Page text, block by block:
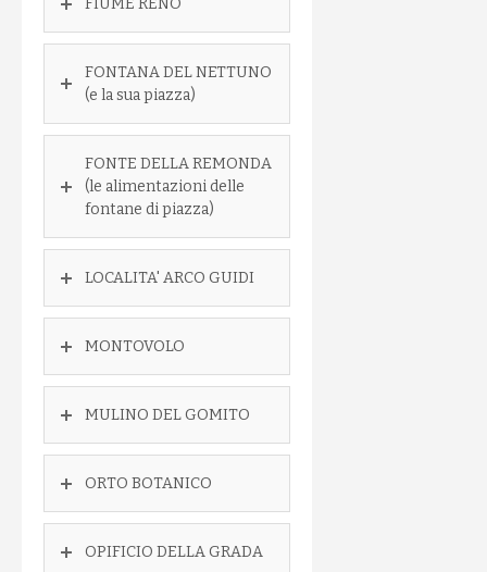
FIUME RENO
FONTANA DEL NETTUNO
(e la sua piazza)
FONTE DELLA REMONDA
(le alimentazioni delle
fontane di piazza)
LOCALITA' ARCO GUIDI
MONTOVOLO
MULINO DEL GOMITO
ORTO BOTANICO
OPIFICIO DELLA GRADA